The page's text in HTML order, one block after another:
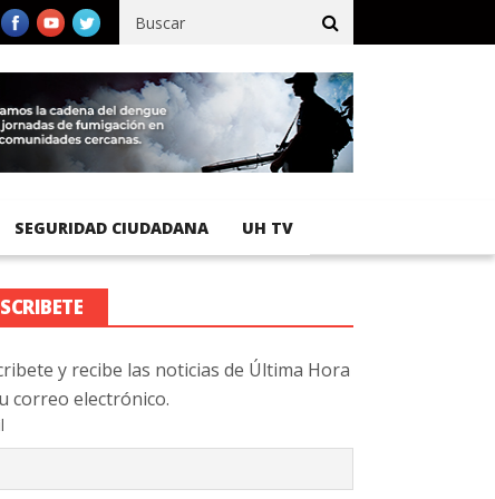
registra 92 % de avance en obras de terracería
SEGURIDAD CIUDADANA UH TV
y recibe las noticias de Última Hora
correo electrónico.